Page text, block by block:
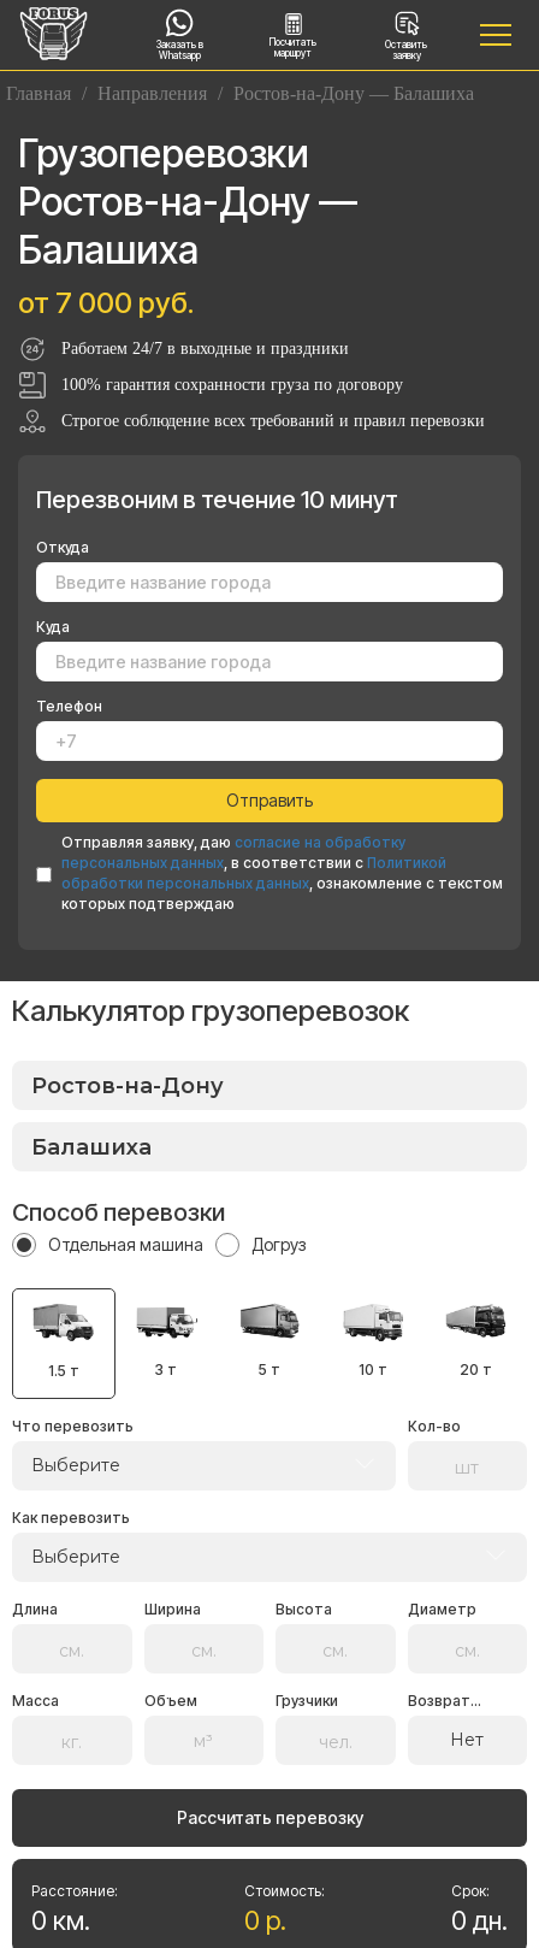
Заказать в
Whatsapp
Посчитать
маршрут
Оставить
заявку
Главная / Направления / Ростов-на-Дону — Балашиха
Грузоперевозки
Ростов-на-Дону —
Балашиха
от 7 000 руб.
Работаем 24/7 в выходные и праздники
100% гарантия сохранности груза по договору
Строгое соблюдение всех требований и правил перевозки
Перезвоним в течение 10 минут
Откуда
Куда
Телефон
Отправляя заявку, даю согласие на обработку
персональных данных, в соответствии с Политикой
обработки персональных данных, ознакомление с текстом
которых подтверждаю
Калькулятор грузоперевозок
Способ перевозки
Отдельная машина Догруз
1.5 т 3 т 5 т 10 т 20 т
Что перевозить
Выберите
Кол-во
Как перевозить
Выберите
Длина Ширина Высота Диаметр
Масса Объем Грузчики Возврат...
Нет
Рассчитать перевозку
Стоимость:
0 р.
Расстояние:
0 км.
Срок:
0 дн.